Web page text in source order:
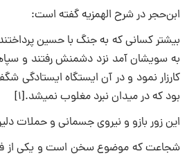
ابن‌حجر در شرح الهمزیه گفته است:
بیشتر کسانی که به جنگ با حسین
به سویشان آمد نزد دشمنش رفتند و
بود که در میدان نبرد مغلوب نمی‎شد.[۱]
این زور بازو و نیروی جسمانی و حملات
شجاعت که موضوع سخن است و یکی از